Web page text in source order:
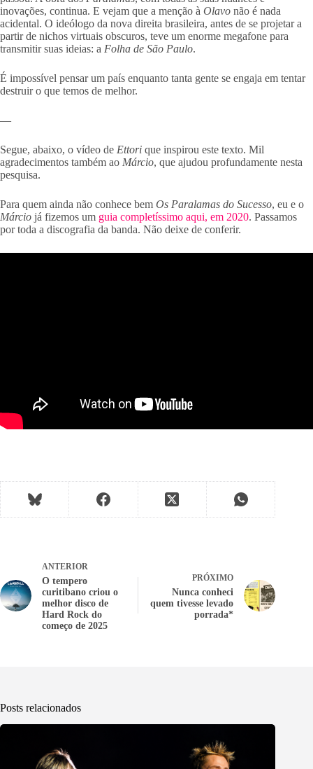
inovações, continua. E vejam que a menção à Olavo não é nada
acidental. O ideólogo da nova direita brasileira, antes de se projetar a
partir de nichos virtuais obscuros, teve um enorme megafone para
transmitir suas ideias: a Folha de São Paulo.
É impossível pensar um país enquanto tanta gente se engaja em tentar
destruir o que temos de melhor.
—
Segue, abaixo, o vídeo de Ettori que inspirou este texto. Mil
agradecimentos também ao Márcio, que ajudou profundamente nesta
pesquisa.
Para quem ainda não conhece bem Os Paralamas do Sucesso, eu e o
Márcio já fizemos um guia completíssimo aqui, em 2020. Passamos
por toda a discografia da banda. Não deixe de conferir.
ANTERIOR
O tempero
curitibano criou o
melhor disco de
Hard Rock do
começo de 2025
PRÓXIMO
Nunca conheci
quem tivesse levado
porrada*
Posts relacionados